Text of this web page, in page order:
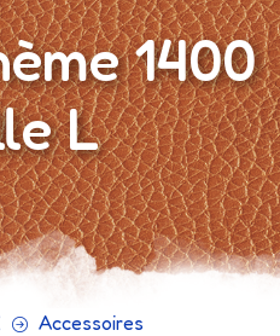
1400
L
Accessoires